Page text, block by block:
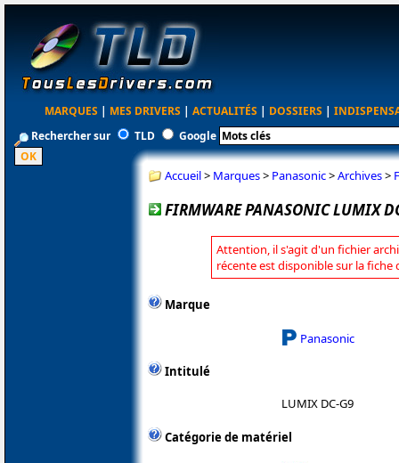
MARQUES | MES DRIVERS | ACTUALITÉS | DOSSIERS |
Rechercher sur
TLD Google
Accueil> Marques> Panasonic>Archives>
FIRMWARE PANASONIC LUMIX
Attention, il s'agit d'un fichier
récente est disponible sur la fiche
Marque
Panasonic
Intitulé
LUMIX DC-G9
Catégorie de matériel